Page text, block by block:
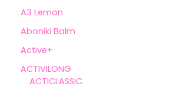
A3 Lemon
Aboniki Balm
Active+
ACTIVILONG
ACTICLASSIC